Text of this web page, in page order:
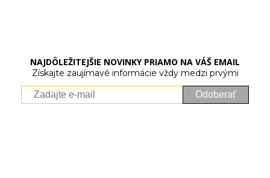
NAJDÔLEŽITEJŠIE NOVINKY PRIAMO NA VÁŠ EMAIL
Získajte zaujímavé informácie vždy medzi prvými
Odoberať